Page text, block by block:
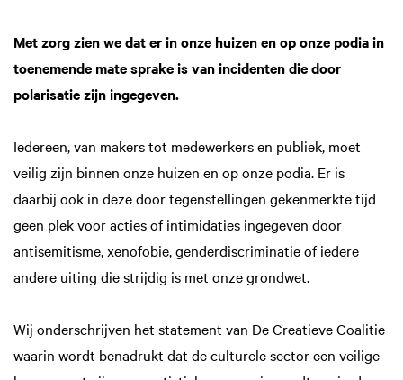
Met zorg zien we dat er in onze huizen en op onze podia in
toenemende mate sprake is van incidenten die door
polarisatie zijn ingegeven.
Iedereen, van makers tot medewerkers en publiek, moet
veilig zijn binnen onze huizen en op onze podia. Er is
daarbij ook in deze door tegenstellingen gekenmerkte tijd
geen plek voor acties of intimidaties ingegeven door
antisemitisme, xenofobie, genderdiscriminatie of iedere
andere uiting die strijdig is met onze grondwet.
Wij onderschrijven het statement van De Creatieve Coalitie
waarin wordt benadrukt dat de culturele sector een veilige